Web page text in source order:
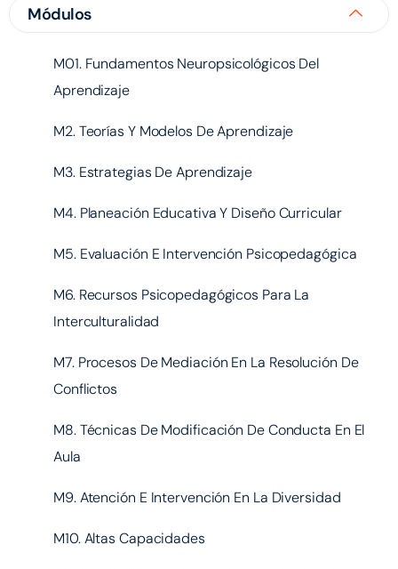
Módulos
M01. Fundamentos Neuropsicológicos Del
Aprendizaje
M2. Teorías Y Modelos De Aprendizaje
M3. Estrategias De Aprendizaje
M4. Planeación Educativa Y Diseño Curricular
M5. Evaluación E Intervención Psicopedagógica
M6. Recursos Psicopedagógicos Para La
Interculturalidad
M7. Procesos De Mediación En La Resolución De
Conflictos
M8. Técnicas De Modificación De Conducta En El
Aula
M9. Atención E Intervención En La Diversidad
M10. Altas Capacidades